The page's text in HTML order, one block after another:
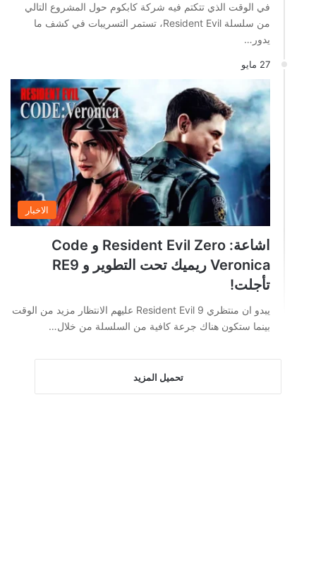
في الوقت الذي تتكتم فيه شركة كابكوم حول المشروع التالي
من سلسلة Resident Evil، تستمر التسريبات في كشف ما
يدور…
27 مايو
الاخبار
اشاعة: Resident Evil Zero و Code
Veronica ريميك تحت التطوير و RE9
تأجلت!
يبدو ان منتظري Resident Evil 9 عليهم الانتظار مزيد من الوقت
بينما ستكون هناك جرعة كافية من السلسلة من خلال…
تحميل المزيد